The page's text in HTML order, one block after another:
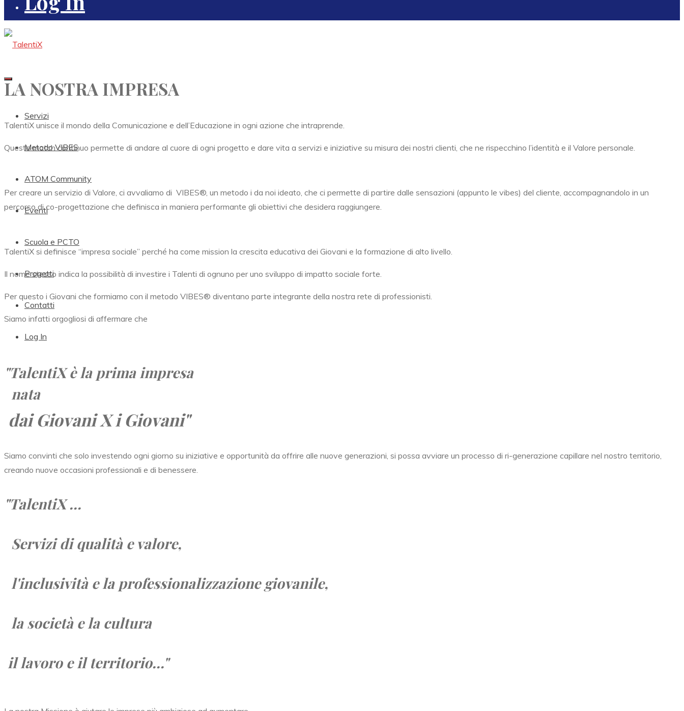
Servizi
Metodo VIBES
ATOM Community
Eventi
Scuola e PCTO
Progetti
Contatti
Log In
LA NOSTRA IMPRESA
TalentiX unisce il mondo della Comunicazione e dell’Educazione in ogni azione che intraprende.
Questo match continuo permette di andare al cuore di ogni progetto e dare vita a servizi e iniziative su misura dei nostri clienti, che ne rispecchino l’identità e il Valore personale.
Per creare un servizio di Valore, ci avvaliamo di VIBES®, un metodo i da noi ideato, che ci permette di partire dalle sensazioni (appunto le vibes) del cliente, accompagnandolo in un
percorso di co-progettazione che definisca in maniera performante gli obiettivi che desidera raggiungere.
TalentiX si definisce “impresa sociale” perché ha come mission la crescita educativa dei Giovani e la formazione di alto livello.
Il nome stesso indica la possibilità di investire i Talenti di ognuno per uno sviluppo di impatto sociale forte.
Per questo i Giovani che formiamo con il metodo VIBES® diventano parte integrante della nostra rete di professionisti.
Siamo infatti orgogliosi di affermare che
"TalentiXè la prima impresa
nata
dai Giovani X i Giovani"
Siamo convinti che solo investendo ogni giorno su iniziative e opportunità da offrire alle nuove generazioni, si possa avviare un processo di ri-generazione capillare nel nostro territorio,
creando nuove occasioni professionali e di benessere.
"TalentiX ...
Servizi di qualità e valore,
l'inclusività e la professionalizzazione giovanile,
la società ela cultura
il lavoro eil territorio..."